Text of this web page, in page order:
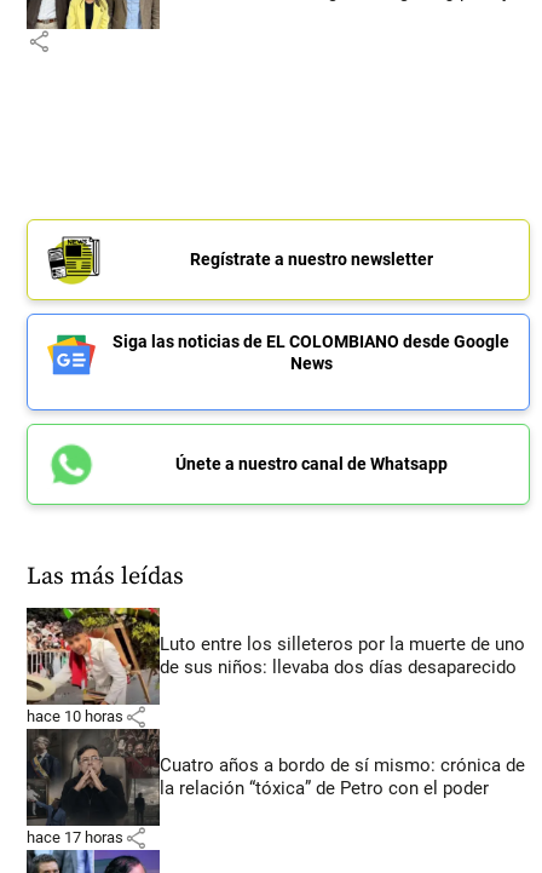
share
Regístrate a nuestro newsletter
Siga las noticias de EL COLOMBIANO desde Google
News
Únete a nuestro canal de Whatsapp
Las más leídas
Luto entre los silleteros por la muerte de uno
de sus niños: llevaba dos días desaparecido
hace 10 horas share
Cuatro años a bordo de sí mismo: crónica de
la relación “tóxica” de Petro con el poder
hace 17 horas share